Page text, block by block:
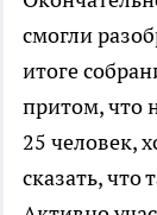
смогли
итоге
притом, что
25 человек,
сказать, что